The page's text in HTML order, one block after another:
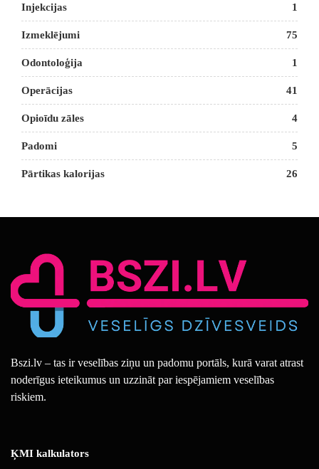
Injekcijas 1
Izmeklējumi 75
Odontoloģija 1
Operācijas 41
Opioīdu zāles 4
Padomi 5
Pārtikas kalorijas 26
Bszi.lv – tas ir veselības ziņu un padomu portāls, kurā varat atrast
noderīgus ieteikumus un uzzināt par iespējamiem veselības
riskiem.
ĶMI kalkulators